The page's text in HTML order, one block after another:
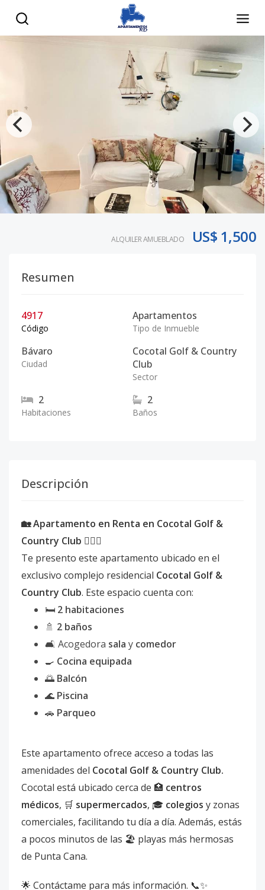
ALQUILER AMUEBLADO US$ 1,500
Resumen
4917
Código
Apartamentos
Tipo de Inmueble
Bávaro
Ciudad
Cocotal Golf & Country
Club
Sector
2
Habitaciones
2
Baños
Descripción
🏡 Apartamento en Renta en Cocotal Golf &
Country Club 🏌️‍♂️🌴
Te presento este apartamento ubicado en el
exclusivo complejo residencial Cocotal Golf &
Country Club. Este espacio cuenta con:
🛏️ 2 habitaciones
🚿 2 baños
🛋️ Acogedora sala y comedor
🍳 Cocina equipada
🌅 Balcón
🌊 Piscina
🚗 Parqueo
Este apartamento ofrece acceso a todas las
amenidades del Cocotal Golf & Country Club.
Cocotal está ubicado cerca de 🏥 centros
médicos, 🛒 supermercados, 🎓 colegios y zonas
comerciales, facilitando tu día a día. Además, estás
a pocos minutos de las 🏖️ playas más hermosas
de Punta Cana.
🌟 Contáctame para más información. 📞✨